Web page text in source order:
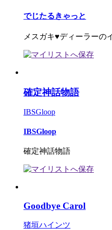
でじたるきゃっと
メスガキ♥ディーラーの
確定神話物語
IBSGloop
IBSGloop
確定神話物語
Goodbye Carol
猪垣ハインツ